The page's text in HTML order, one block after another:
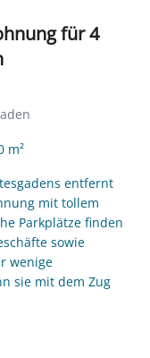
für 4
m²
entfernt
mit tollem
Parkplätze finden
sowie
wenige
sie mit dem Zug